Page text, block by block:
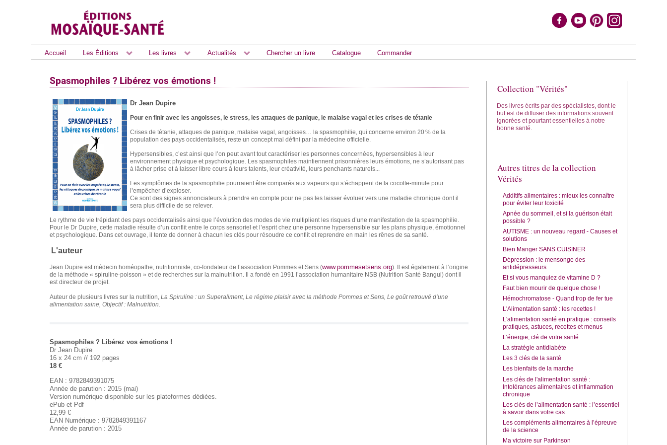
Accueil Les Éditions Les livres Actualités Chercher un livre Catalogue Commander
Spasmophiles ? Libérez vos émotions !
Dr Jean Dupire
Pour en finir avec les angoisses, le stress, les attaques de panique, le malaise vagal et les crises de tétanie
Crises de tétanie, attaques de panique, malaise vagal, angoisses… la spasmophilie, qui concerne environ 20 % de la
population des pays occidentalisés, reste un concept mal défini par la médecine officielle.
Hypersensibles, c’est ainsi que l’on peut avant tout caractériser les personnes concernées, hypersensibles à leur
environnement physique et psychologique. Les spasmophiles maintiennent prisonnières leurs émotions, ne s’autorisant pas
à lâcher prise et à laisser libre cours à leurs talents, leur créativité, leurs penchants naturels...
Les symptômes de la spasmophilie pourraient être comparés aux vapeurs qui s’échappent de la cocotte-minute pour
l’empêcher d’exploser.
Ce sont des signes annonciateurs à prendre en compte pour ne pas les laisser évoluer vers une maladie chronique dont il
sera plus difficile de se relever.
Le rythme de vie trépidant des pays occidentalisés ainsi que l’évolution des modes de vie multiplient les risques d’une manifestation de la spasmophilie.
Pour le Dr Dupire, cette maladie résulte d’un conflit entre le corps sensoriel et l’esprit chez une personne hypersensible sur les plans physique, émotionnel
et psychologique. Dans cet ouvrage, il tente de donner à chacun les clés pour résoudre ce conflit et reprendre en main les rênes de sa santé.
L'auteur
Jean Dupire est médecin homéopathe, nutritionniste, co-fondateur de l’association Pommes et Sens (www.pommesetsens.org). Il est également à l’origine
de la méthode « spiruline-poisson » et de recherches sur la malnutrition. Il a fondé en 1991 l’association humanitaire NSB (Nutrition Santé Bangui) dont il
est directeur de projet.
Auteur de plusieurs livres sur la nutrition, La Spiruline : un Superaliment, Le régime plaisir avec la méthode Pommes et Sens, Le goût retrouvé d’une
alimentation saine, Objectif : Malnutrition.
Spasmophiles ? Libérez vos émotions !
Dr Jean Dupire
16 x 24 cm // 192 pages
18 €
EAN : 9782849391075
Année de parution : 2015 (mai)
Version numérique disponible sur les plateformes dédiées.
ePub et Pdf
12,99 €
EAN Numérique : 9782849391167
Année de parution : 2015
Collection "Vérités"
Des livres écrits par des spécialistes, dont le
but est de diffuser des informations souvent
ignorées et pourtant essentielles à notre
bonne santé.
Autres titres de la collection
Vérités
Additifs alimentaires : mieux les connaître
pour éviter leur toxicité
Apnée du sommeil, et si la guérison était
possible ?
AUTISME : un nouveau regard - Causes et
solutions
Bien Manger SANS CUISINER
Dépression : le mensonge des
antidépresseurs
Et si vous manquiez de vitamine D ?
Faut bien mourir de quelque chose !
Hémochromatose - Quand trop de fer tue
L'Alimentation santé : les recettes !
L'alimentation santé en pratique : conseils
pratiques, astuces, recettes et menus
L’énergie, clé de votre santé
La stratégie antidiabète
Les 3 clés de la santé
Les bienfaits de la marche
Les clés de l'alimentation santé :
Intolérances alimentaires et inflammation
chronique
Les clés de l’alimentation santé : l’essentiel
à savoir dans votre cas
Les compléments alimentaires à l’épreuve
de la science
Ma victoire sur Parkinson